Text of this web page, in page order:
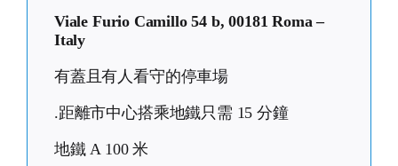
Viale Furio Camillo 54 b, 00181 Roma –
Italy
有蓋且有人看守的停車場
.距離市中心搭乘地鐵只需 15 分鐘
地鐵 A 100 米